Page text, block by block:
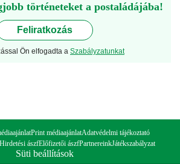
történeteket a postaládájába!
Feliratkozás
Ön elfogadta a Szabályzatunkat
Print médiaajánlatAdatvédelmi tájékoztató
Hirdetési ászfElőfizetői ászfPartnereinkJátékszabályzat
Süti beállítások